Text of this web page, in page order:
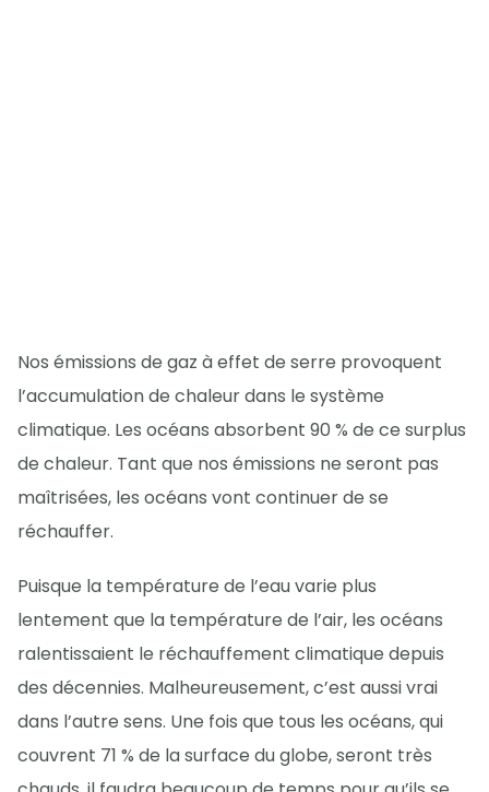
Nos émissions de gaz à effet de serre provoquent
l’accumulation de chaleur dans le système
climatique. Les océans absorbent 90 % de ce surplus
de chaleur. Tant que nos émissions ne seront pas
maîtrisées, les océans vont continuer de se
réchauffer.
Puisque la température de l’eau varie plus
lentement que la température de l’air, les océans
ralentissaient le réchauffement climatique depuis
des décennies. Malheureusement, c’est aussi vrai
dans l’autre sens. Une fois que tous les océans, qui
couvrent 71 % de la surface du globe, seront très